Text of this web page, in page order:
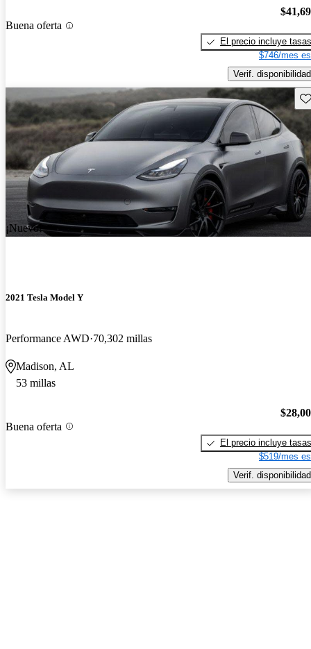
Buena oferta
El precio incluye tasas
$746/mes
Verif. disponibilidad
¡Nuevo!
2021 Tesla Model Y
Performance AWD 70,302 millas
Madison, AL
53 millas
Buena oferta
El precio incluye tasas
$519/mes
Verif. disponibilidad